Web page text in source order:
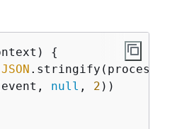
) {
JSON .stringify(process.env,
null , 2 ))